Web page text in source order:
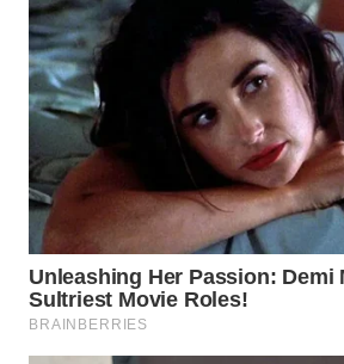
WN
MALUT
WN
DAIRI
DANAU
TOBA